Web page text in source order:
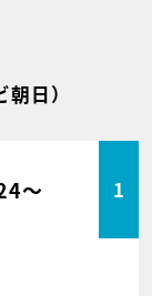
朝日）
～ 1